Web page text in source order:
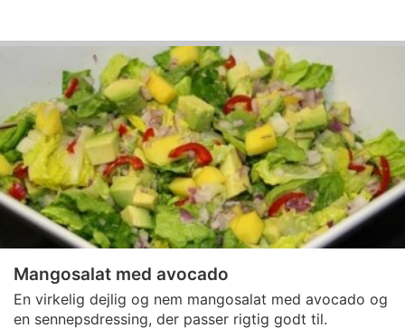
Mangosalat med avocado
En virkelig dejlig og nem mangosalat med avocado og
en sennepsdressing, der passer rigtig godt til.